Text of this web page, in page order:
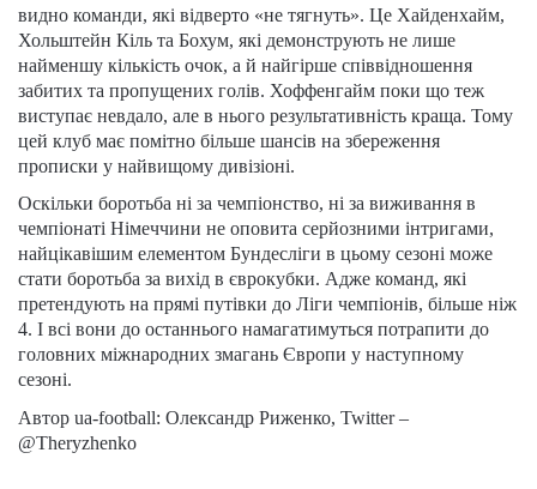
видно команди, які відверто «не тягнуть». Це Хайденхайм,
Хольштейн Кіль та Бохум, які демонструють не лише
найменшу кількість очок, а й найгірше співвідношення
забитих та пропущених голів. Хоффенгайм поки що теж
виступає невдало, але в нього результативність краща. Тому
цей клуб має помітно більше шансів на збереження
прописки у найвищому дивізіоні.
Оскільки боротьба ні за чемпіонство, ні за виживання в
чемпіонаті Німеччини не оповита серйозними інтригами,
найцікавішим елементом Бундесліги в цьому сезоні може
стати боротьба за вихід в єврокубки. Адже команд, які
претендують на прямі путівки до Ліги чемпіонів, більше ніж
4. І всі вони до останнього намагатимуться потрапити до
головних міжнародних змагань Європи у наступному
сезоні.
Автор ua-football: Олександр Риженко, Twitter –
@Theryzhenko